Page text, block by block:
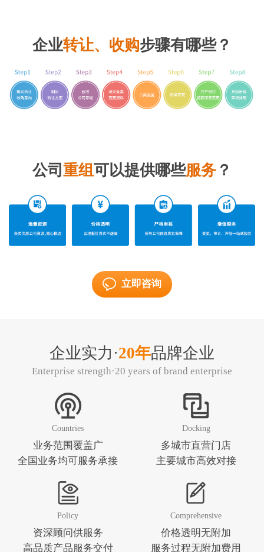
企业转让、收购步骤有哪些？
公司 重组可以提供哪些服务？
立即咨询
企业实力·20年品牌企业
Enterprise strength·20 years of brand enterprise
Countries
业务范围覆盖广
全国业务均可服务承接
Docking
多城市直营门店
主要城市高效对接
Policy
资深顾问供服务
高品质产品服务交付
Comprehensive
价格透明无附加
服务过程无附加费用